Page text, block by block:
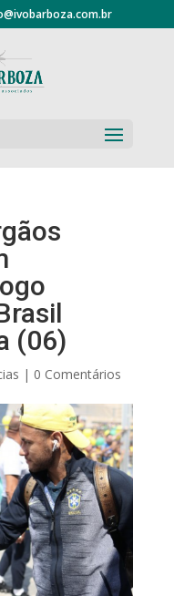
(06)
| 0 Comentários